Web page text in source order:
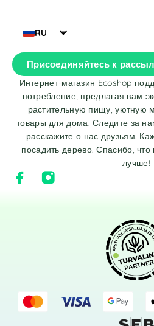
RU
Присоединяйтесь к
Интернет-магазин Ecoshop
потребление, предлагая вам
растительную пищу, уютную
товары для дома. Следите за
расскажите о нас друзьям.
посадить дерево. Спасибо,
лучше!